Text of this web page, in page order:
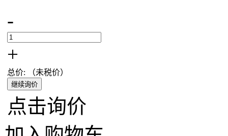
-
+
总价: （未税价）
继续询价
点击询价